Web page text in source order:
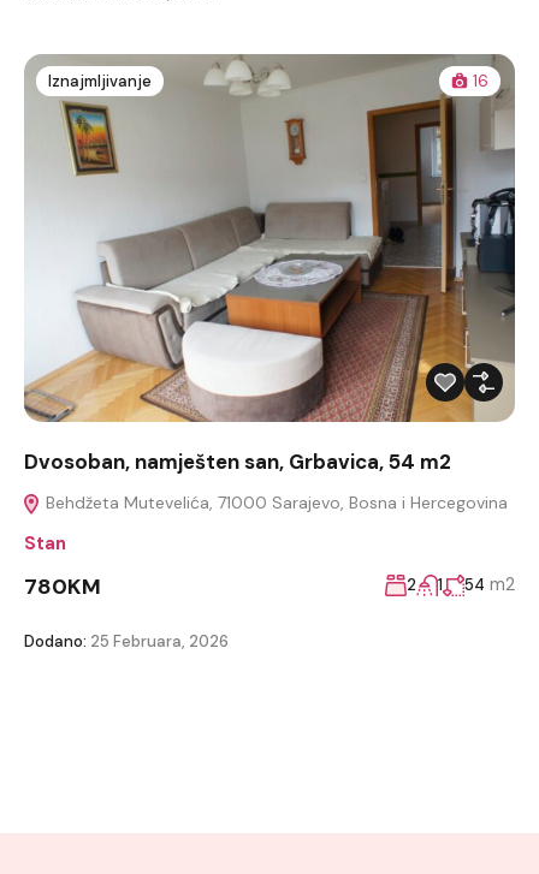
Iznajmljivanje 16
Dvosoban, namješten san, Grbavica, 54 m2
Behdžeta Mutevelića, 71000 Sarajevo, Bosna i Hercegovina
Stan
780KM 2 1 54 m2
Dodano: 25 Februara, 2026